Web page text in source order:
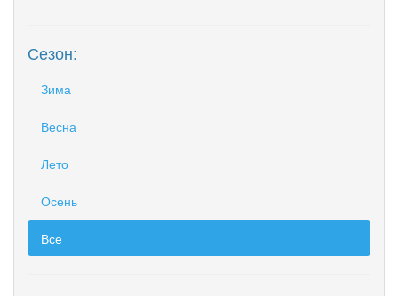
Сезон:
Зима
Весна
Лето
Осень
Все